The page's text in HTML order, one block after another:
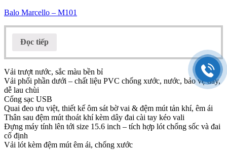
Balo Marcello – M101
Đọc tiếp
Vải trượt nước, sắc màu bền bỉ
Vải phối phần dưới – chất liệu PVC chống xước, nước, bảo vệ đáy,
dễ lau chùi
Cổng sạc USB
Quai đeo ưu việt, thiết kế ôm sát bờ vai & đệm mút tản khí, êm ái
Thân sau đệm mút thoát khí kèm dây đai cài tay kéo vali
Đựng máy tính lên tới size 15.6 inch – tích hợp lót chống sốc và đai
cố định
Vải lót kèm đệm mút êm ái, chống xước